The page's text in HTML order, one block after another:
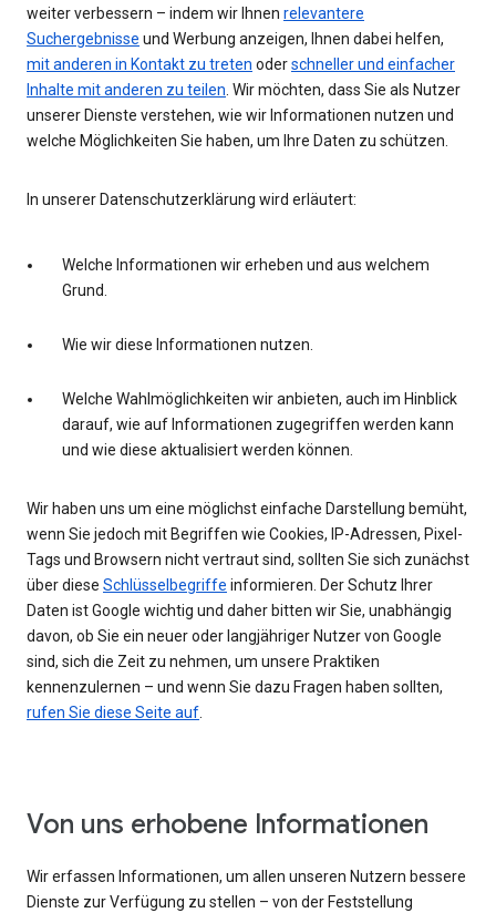
weiter verbessern – indem wir Ihnen relevantere
Suchergebnisse und Werbung anzeigen, Ihnen dabei helfen,
mit anderen in Kontakt zu treten oderschneller und einfacher
Inhalte mit anderen zu teilen. Wir möchten, dass Sie als Nutzer
unserer Dienste verstehen, wie wir Informationen nutzen und
welche Möglichkeiten Sie haben, um Ihre Daten zu schützen.
In unserer Datenschutzerklärung wird erläutert:
Welche Informationen wir erheben und aus welchem
Grund.
Wie wir diese Informationen nutzen.
Welche Wahlmöglichkeiten wir anbieten, auch im Hinblick
darauf, wie auf Informationen zugegriffen werden kann
und wie diese aktualisiert werden können.
Wir haben uns um eine möglichst einfache Darstellung bemüht,
wenn Sie jedoch mit Begriffen wie Cookies, IP-Adressen, Pixel-
Tags und Browsern nicht vertraut sind, sollten Sie sich zunächst
über diese Schlüsselbegriffe informieren. Der Schutz Ihrer
Daten ist Google wichtig und daher bitten wir Sie, unabhängig
davon, ob Sie ein neuer oder langjähriger Nutzer von Google
sind, sich die Zeit zu nehmen, um unsere Praktiken
kennenzulernen – und wenn Sie dazu Fragen haben sollten,
rufen Sie diese Seite auf.
Von uns erhobene Informationen
Wir erfassen Informationen, um allen unseren Nutzern bessere
Dienste zur Verfügung zu stellen – von der Feststellung